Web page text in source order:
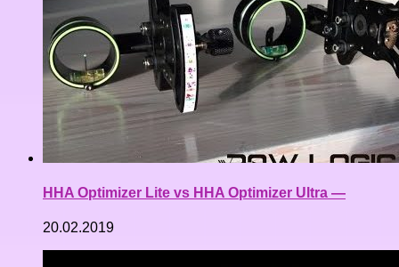
HHA Optimizer Lite vs HHA Optimizer Ultra —
20.02.2019